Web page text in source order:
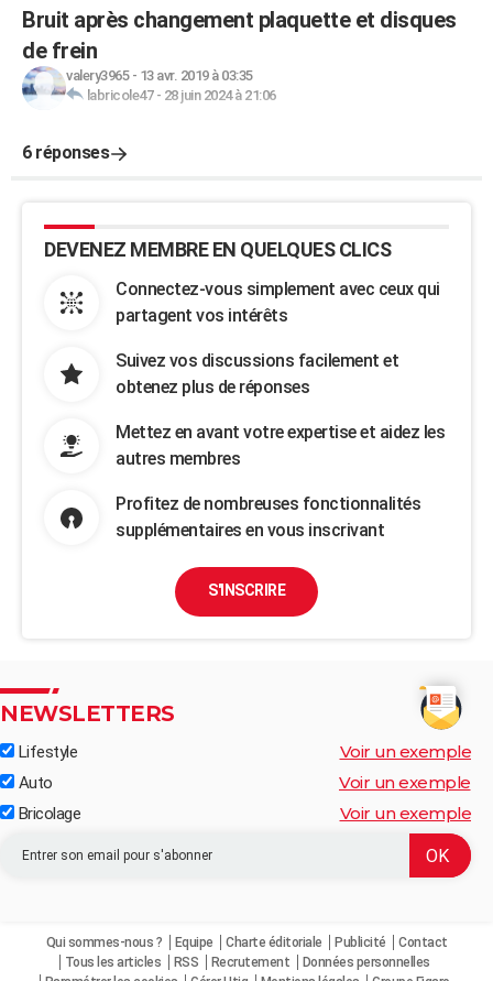
Bruit après changement plaquette et disques
de frein
valery3965- 13 avr. 2019 à 03:35
labricole47- 28 juin 2024 à 21:06
6 réponses
DEVENEZ MEMBRE EN QUELQUES CLICS
Connectez-vous simplement avec ceux qui
partagent vos intérêts
Suivez vos discussions facilement et
obtenez plus de réponses
Mettez en avant votre expertise et aidez les
autres membres
Profitez de nombreuses fonctionnalités
supplémentaires en vous inscrivant
S'INSCRIRE
NEWSLETTERS
Lifestyle Voir un exemple
Auto Voir un exemple
Bricolage Voir un exemple
Qui sommes-nous ? Equipe Charte éditoriale Publicité
Contact
Tous les articles
RSS Recrutement
Données personnelles